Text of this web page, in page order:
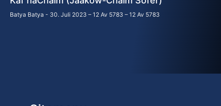
Batya Batya 30. Juli 2023 – 12 Av 5783 – 12 Av 5783